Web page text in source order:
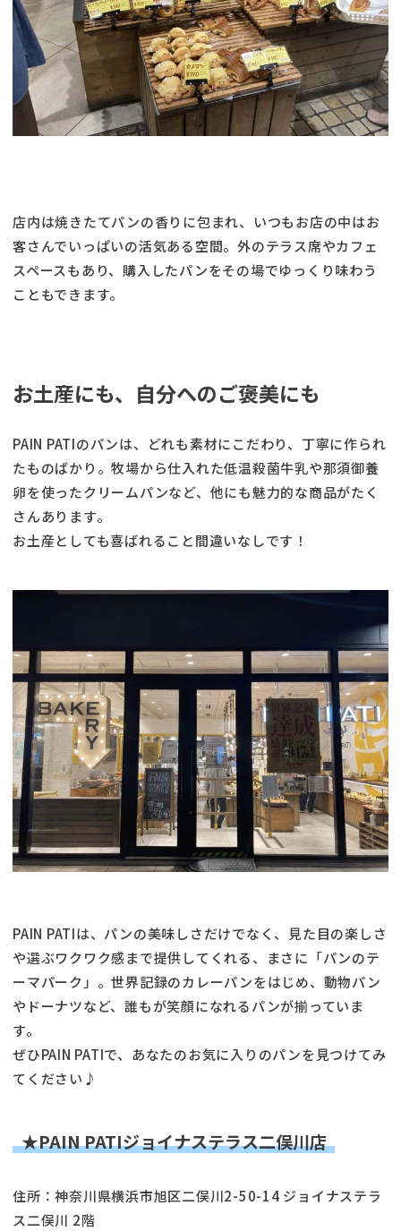
店内は焼きたてパンの香りに包まれ、いつもお店の中はお
客さんでいっぱいの活気ある空間。外のテラス席やカフェ
スペースもあり、購入したパンをその場でゆっくり味わう
こともできます。
お土産にも、自分へのご褒美にも
PAIN PATIのパンは、どれも素材にこだわり、丁寧に作られ
たものばかり。牧場から仕入れた低温殺菌牛乳や那須御養
卵を使ったクリームパンなど、他にも魅力的な商品がたく
さんあります。
お土産としても喜ばれること間違いなしです！
PAIN PATIは、パンの美味しさだけでなく、見た目の楽しさ
や選ぶワクワク感まで提供してくれる、まさに「パンのテ
ーマパーク」。世界記録のカレーパンをはじめ、動物パン
やドーナツなど、誰もが笑顔になれるパンが揃っていま
す。
ぜひPAIN PATIで、あなたのお気に入りのパンを見つけてみ
てください♪
★PAIN PATIジョイナステラス二俣川店
住所：神奈川県横浜市旭区二俣川2-50-14 ジョイナステラ
ス二俣川 2階